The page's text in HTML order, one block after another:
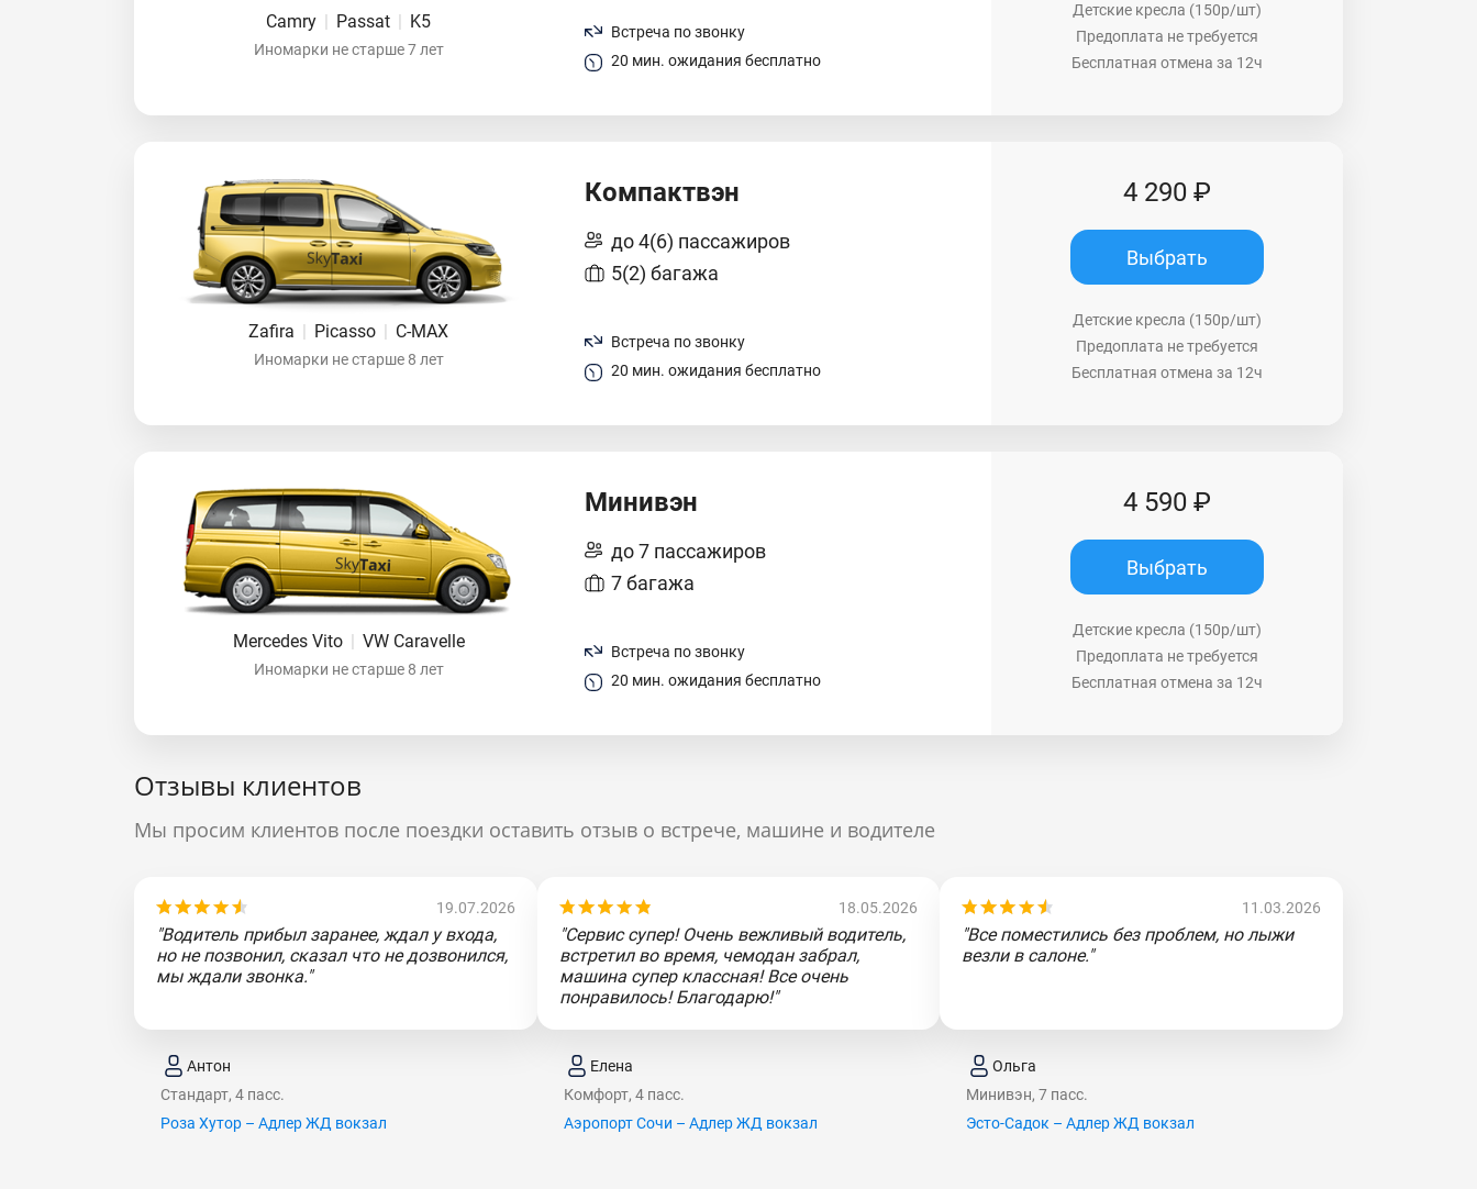
Camry | Passat | K5
Иномарки не старше 7 лет
Встреча по звонку
20 мин. ожидания бесплатно
Детские кресла (150р/шт)
Предоплата не требуется
Бесплатная отмена за 12ч
Zafira | Picasso | C-MAX
Иномарки не старше 8 лет
Компактвэн
до 4(6) пассажиров
5(2) багажа
Встреча по звонку
20 мин. ожидания бесплатно
4 290 ₽
Выбрать
Детские кресла (150р/шт)
Предоплата не требуется
Бесплатная отмена за 12ч
Mercedes Vito | VW Caravelle
Иномарки не старше 8 лет
Минивэн
до 7 пассажиров
7 багажа
Встреча по звонку
20 мин. ожидания бесплатно
4 590 ₽
Выбрать
Детские кресла (150р/шт)
Предоплата не требуется
Бесплатная отмена за 12ч
Отзывы клиентов
Мы просим клиентов после поездки оставить отзыв о встрече, машине и водителе
19.07.2026
"Водитель прибыл заранее, ждал у входа,
но не позвонил, сказал что не дозвонился,
мы ждали звонка."
Антон
Стандарт, 4 пасс.
Роза Хутор – Адлер ЖД вокзал
18.05.2026
"Сервис супер! Очень вежливый водитель,
встретил во время, чемодан забрал,
машина супер классная! Все очень
понравилось! Благодарю!"
Елена
Комфорт, 4 пасс.
Аэропорт Сочи – Адлер ЖД вокзал
11.03.2026
"Все поместились без проблем, но лыжи
везли в салоне."
Ольга
Минивэн, 7 пасс.
Эсто-Садок – Адлер ЖД вокзал